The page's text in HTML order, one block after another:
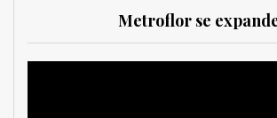
Metroflor se